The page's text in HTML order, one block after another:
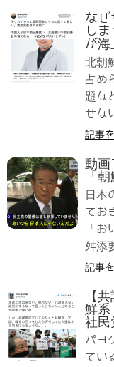
なぜ
し
が海
北朝
占め
題な
せな
記事
動画
「
日本
てお
「
舛添
記事
【
鮮系
社民
パヨ
てい